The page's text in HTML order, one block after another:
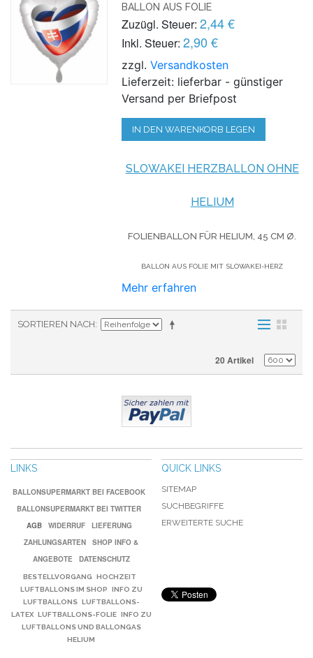
BALLON AUS FOLIE
Zuzügl. Steuer: 2,44 €
Inkl. Steuer: 2,90 €
zzgl.Versandkosten
Lieferzeit: lieferbar - günstiger
Versand per Briefpost
IN DEN WARENKORB LEGEN
SLOWAKEI HERZBALLON OHNE
HELIUM
FOLIENBALLON FÜR HELIUM, 45 CM Ø.
BALLON AUS FOLIE MIT SLOWAKEI-HERZ
Mehr erfahren
SORTIEREN NACH
20 Artikel
LINKS
BALLONSUPERMARKT BEI FACEBOOK
BALLONSUPERMARKT BEI TWITTER
AGB
WIDERRUF
LIEFERUNG
ZAHLUNGSARTEN
SHOP INFO &
ANGEBOTE
DATENSCHUTZ
BESTELLVORGANG
HOCHZEIT
LUFTBALLONS IM SHOP
INFO ZU
LUFTBALLONS LUFTBALLONS-
LATEX LUFTBALLONS-FOLIE INFO ZU
LUFTBALLONS UND BALLONGAS
HELIUM
QUICK LINKS
SITEMAP
SUCHBEGRIFFE
ERWEITERTE SUCHE